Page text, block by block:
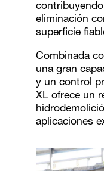
eliminación
superficie
Combinada
una gran
y un control
XL ofrece un
aplicaciones